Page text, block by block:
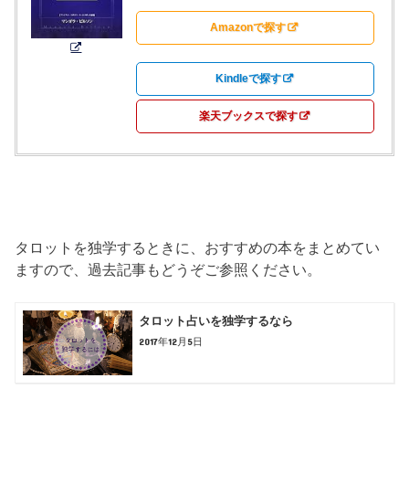
Amazonで探す
Kindleで探す
楽天ブックスで探す
タロットを独学するときに、おすすめの本をまとめてい
ますので、過去記事もどうぞご参照ください。
タロット占いを独学するなら
2017年12月5日